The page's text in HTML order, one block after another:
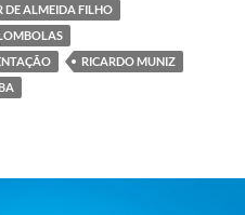
DE ALMEIDA FILHO
RICARDO MUNIZ